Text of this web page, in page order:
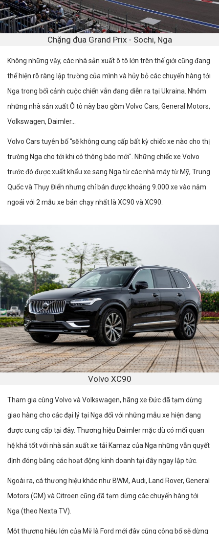
Chặng đua Grand Prix - Sochi, Nga
Không những vậy, các nhà sản xuất ô tô lớn trên thế giới cũng đang
thể hiện rõ ràng lập trường của mình và hủy bỏ các chuyến hàng tới
Nga trong bối cảnh cuộc chiến vẫn đang diễn ra tại Ukraina. Nhóm
những nhà sản xuất Ô tô này bao gồm Volvo Cars, General Motors,
Volkswagen, Daimler...
Volvo Cars tuyên bố "sẽ không cung cấp bất kỳ chiếc xe nào cho thị
trường Nga cho tới khi có thông báo mới". Những chiếc xe Volvo
trước đó được xuất khẩu xe sang Nga từ các nhà máy từ Mỹ, Trung
Quốc và Thụy Điển nhưng chỉ bán được khoảng 9.000 xe vào năm
ngoái với 2 mẫu xe bán chạy nhất là XC90 và XC90.
Volvo XC90
Tham gia cùng Volvo và Volkswagen, hãng xe Đức đã tạm dừng
giao hàng cho các đại lý tại Nga đối với những mẫu xe hiện đang
được cung cấp tại đây. Thương hiệu Daimler mặc dù có mối quan
hệ khá tốt với nhà sản xuất xe tải Kamaz của Nga những vẫn quyết
định đóng băng các hoạt động kinh doanh tại đây ngay lập tức.
Ngoài ra, cá thương hiệu khác như BWM, Audi, Land Rover, General
Motors (GM) và Citroen cũng đã tạm dừng các chuyến hàng tới
Nga (theo Nexta TV).
Một thương hiệu lớn của Mỹ là Ford mới đây cũng công bố sẽ dừng